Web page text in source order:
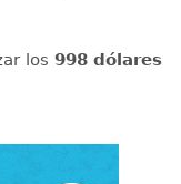
los 998 dólares